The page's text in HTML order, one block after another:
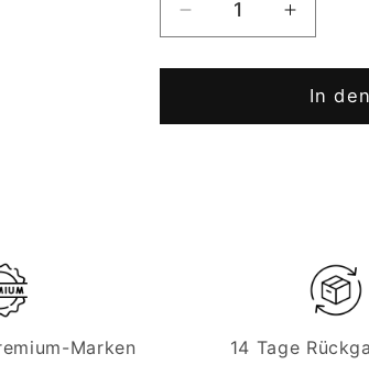
Verringere
die
Menge
2
Stout
Erhöhe
die
Menge
für
2
für
Guinness
&amp;
Stout
In
Marken 14 Tage